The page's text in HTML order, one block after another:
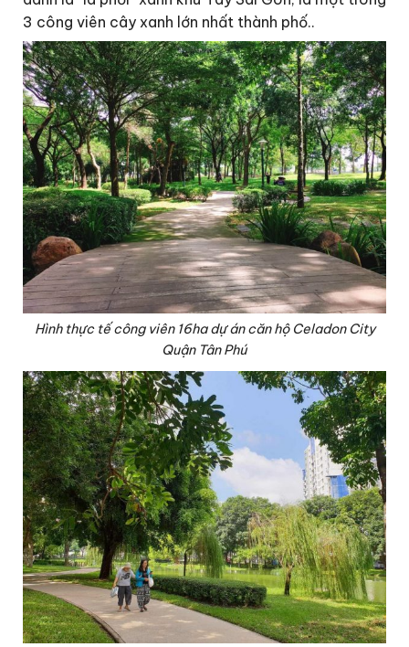
3 công viên cây xanh lớn nhất thành phố..
Hình thực tế công viên 16ha dự án căn hộ Celadon City
Quận Tân Phú